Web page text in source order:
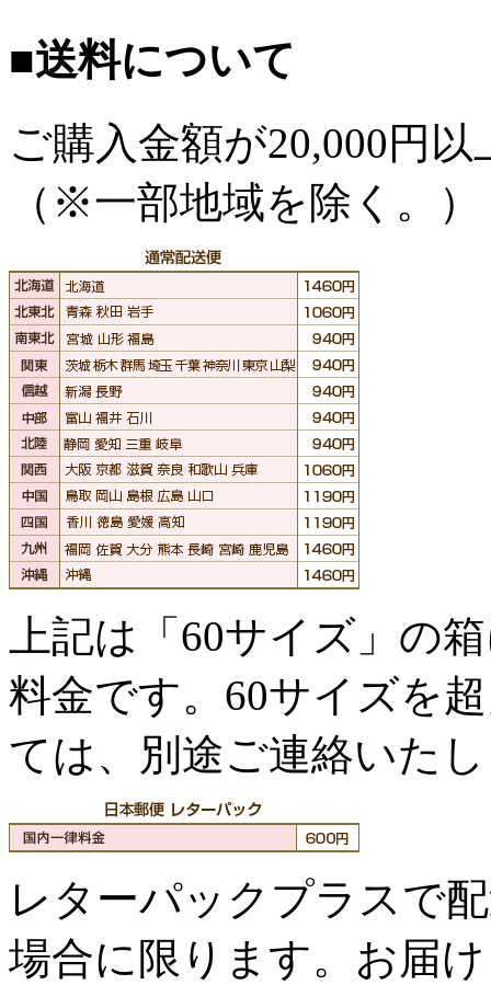
■送料について
ご購入金額が20,000円
（※一部地域を除く。）
上記は「60サイズ」の
料金です。60サイズを
ては、別途ご連絡いた
レターパックプラスで
場合に限ります。お届